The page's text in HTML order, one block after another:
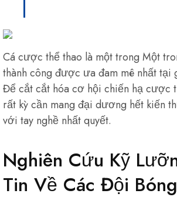
Cá cược thể thao là một trong Một
thành công được ưa đam mê nhất tại
Để cắt cắt hóa cơ hội chiến hạ cược
rất kỳ cần mang đại dương hết kiến
với tay nghề nhất quyết.
Nghiên Cứu Kỹ
Tin Về Các Đội